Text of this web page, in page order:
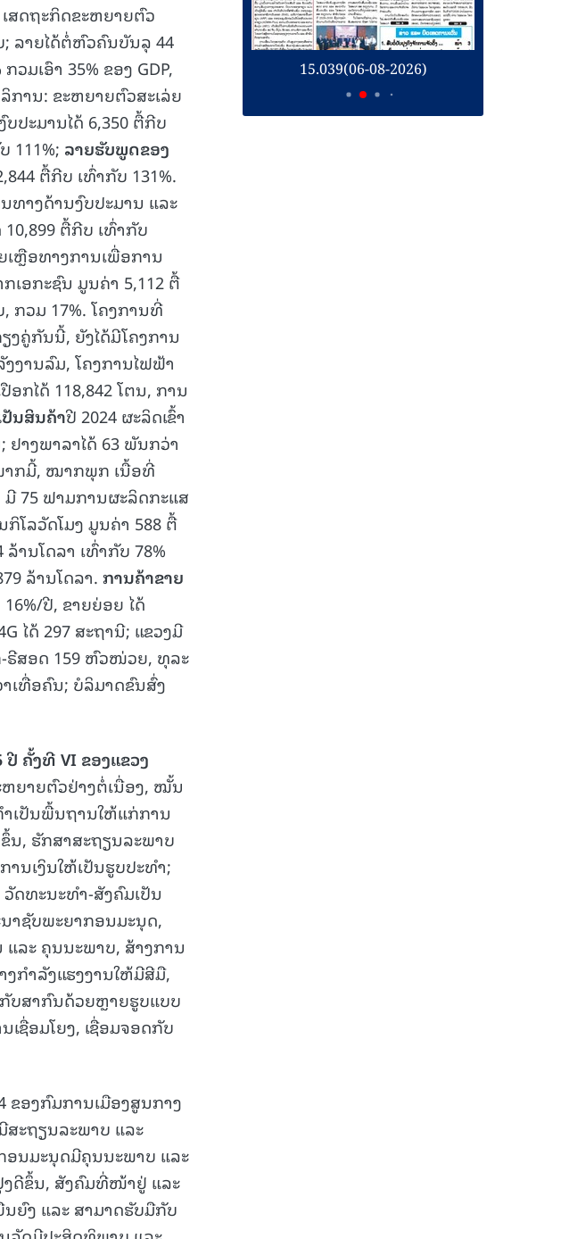
ເສດຖະກິດຂະຫຍາຍຕົວ
; ລາຍໄດ້ຕໍ່ຫົວຄົນບັນລຸ 44
ມເອົາ 35% ຂອງ GDP,
ການ: ຂະຫຍາຍຕົວສະເລ່ຍ
ບປະມານໄດ້ 6,350 ຕື້ກີບ
111%; ລາຍຮັບພູດຂອງ
ຕື້ກີບ ເທົ່າກັບ 131%.
ນທາງດ້ານງົບປະມານ ແລະ
ຕື້ກີບ ເທົ່າກັບ
ເຫຼືອທາງການເພື່ອການ
ເອກະຊົນ ມູນຄ່າ 5,112 ຕື້
ກວມ 17%. ໂຄງການທີ່
ງຄູ່ກັນນີ້, ຍັງໄດ້ມີໂຄງການ
ງານລົມ, ໂຄງການໄຟຟ້າ
ປືອກໄດ້ 118,842 ໂຕນ, ການ
ນສິນຄ້າປີ 2024 ຜະລິດເຂົ້າ
ຢາງພາລາໄດ້ 63 ພັນກວ່າ
າກມີ້, ໝາກພຸກ ເນື້ອທີ່
75 ຟາມການຜະລິດກະແສ
ໂລວັດໂມງ ມູນຄ່າ 588 ຕື້
ານໂດລາ ເທົ່າກັບ 78%
ລ້ານໂດລາ. ການຄ້າຂາຍ
ປີ, ຂາຍຍ່ອຍ ໄດ້
ໄດ້ 297 ສະຖານີ; ແຂວງມີ
ຣີສອດ 159 ຫົວໜ່ວຍ, ທຸລະ
ທື່ອຄົນ; ບໍລິມາດຂົນສົ່ງ
ປີ ຄັ້ງທີ VI ຂອງແຂວງ
ຫຍາຍຕົວຢ່າງຕໍ່ເນື່ອງ, ໝັ້ນ
ເປັນພື້ນຖານໃຫ້ແກ່ການ
ນ, ຮັກສາສະຖຽນລະພາບ
ານເງິນໃຫ້ເປັນຮູບປະທໍາ;
ດທະນະທໍາ-ສັງຄົມເປັນ
າຊັບພະຍາກອນມະນຸດ,
ລະ ຄຸນນະພາບ, ສ້າງການ
ກໍາລັງແຮງງານໃຫ້ມີສີມື,
ກັບສາກົນດ້ວຍຫຼາຍຮູບແບບ
ຊື່ອມໂຍງ, ເຊື່ອມຈອດກັບ
ຂອງກົມການເມືອງສູນກາງ
ສະຖຽນລະພາບ ແລະ
ນມະນຸດມີຄຸນນະພາບ ແລະ
ງດີຂຶ້ນ, ສັງຄົມທີ່ໜ້າຢູ່ ແລະ
ຍົງ ແລະ ສາມາດຮັບມືກັບ
15.040(07-08-2026) 15.039(06-08-2026)